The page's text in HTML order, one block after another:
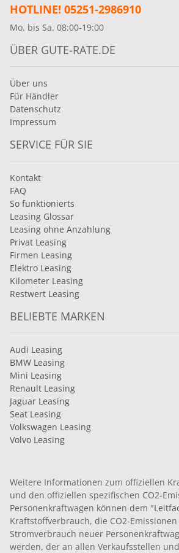
HOTLINE! 05251-2986910
Mo. bis Sa. 08:00-19:00
ÜBER GUTE-RATE.DE
Über uns
Für Händler
Datenschutz
Impressum
SERVICE FÜR SIE
Kontakt
FAQ
So funktionierts
Leasing Glossar
Leasing ohne Anzahlung
Privat Leasing
Firmen Leasing
Elektro Leasing
Kilometer Leasing
Restwert Leasing
BELIEBTE MARKEN
Audi Leasing
BMW Leasing
Mini Leasing
Renault Leasing
Jaguar Leasing
Seat Leasing
Volkswagen Leasing
Volvo Leasing
Weitere Informationen zum offiziellen
und den offiziellen spezifischen CO2-
Personenkraftwagen können dem "
Kraftstoffverbrauch, die CO2-
Stromverbrauch neuer
werden, der an allen Verkaufsstellen und